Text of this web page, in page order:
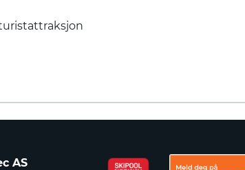
AS